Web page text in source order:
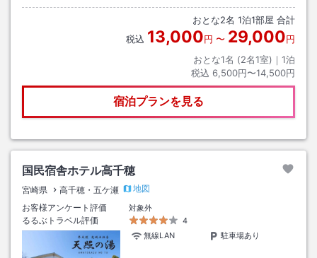
おとな2名 1泊1部屋 合計
税込 13,000円 〜 29,000円
おとな1名 (2名1室)｜ 1泊
税込 6,500円〜14,500円
宿泊プランを見る
国民宿舎ホテル高千穂
宮崎県 高千穂・五ケ瀬
地図
お客様アンケート評価
対象外
るるぶトラベル評価
4
無線LAN
駐車場あり